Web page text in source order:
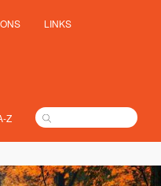
LINKS
Z